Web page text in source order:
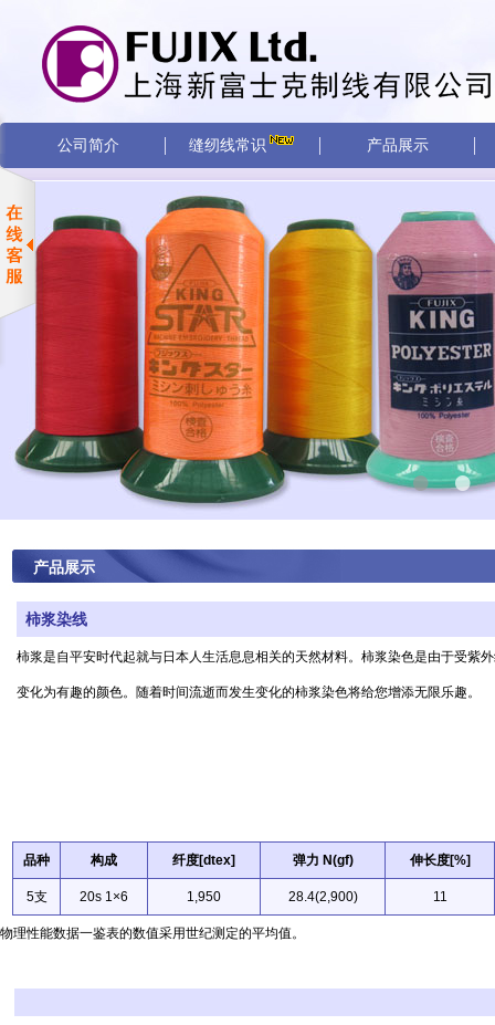
公司简介 缝纫线常识 产品展示
• •
产品展示
柿浆染线
柿浆是自平安时代起就与日本人生活息息相关的天然材料。柿浆染色是由于受紫
变化为有趣的颜色。随着时间流逝而发生变化的柿浆染色将给您增添无限乐趣。
品种 构成 纤度[dtex] 弹力 N(gf) 伸长度[%]
5支 20s 1×6 1,950 28.4(2,900) 11
物理性能数据一鉴表的数值采用世纪测定的平均值。